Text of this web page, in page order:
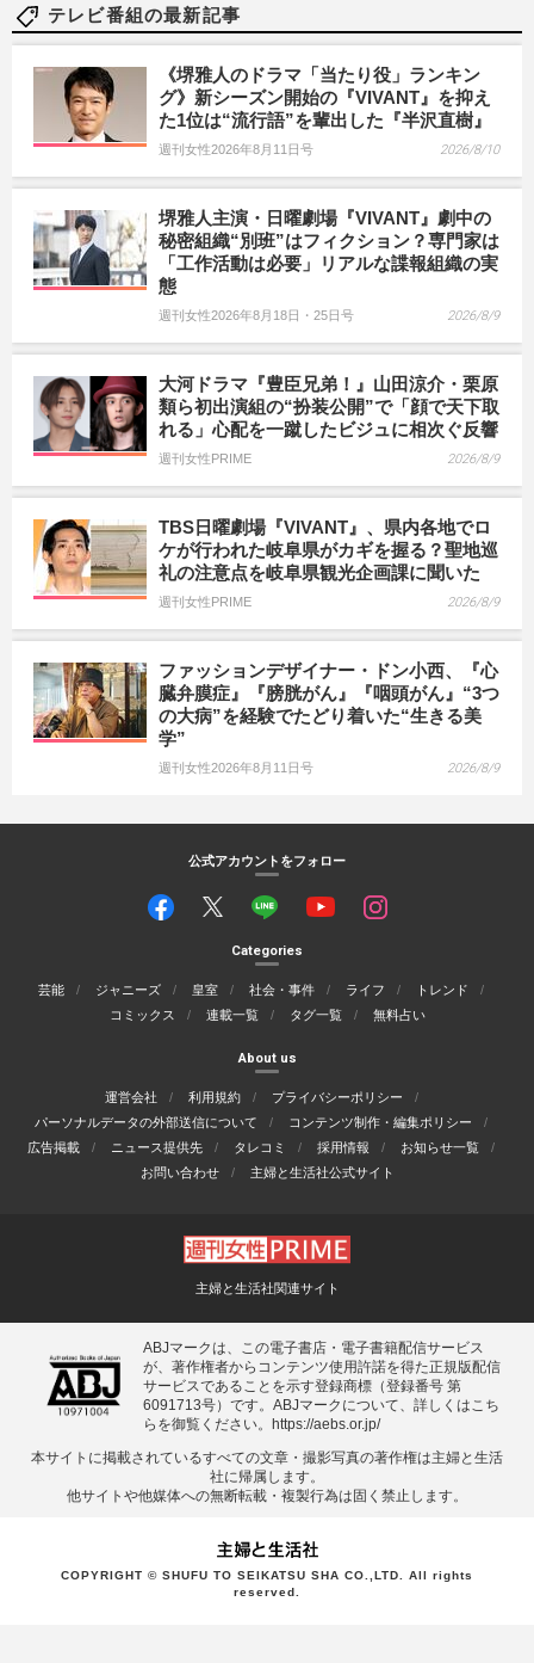
テレビ番組の最新記事
《堺雅人のドラマ「当たり役」ランキン
グ》新シーズン開始の『VIVANT』を抑え
た1位は“流行語”を輩出した『半沢直樹』
週刊女性2026年8月11日号 2026/8/10
堺雅人主演・日曜劇場『VIVANT』劇中の
秘密組織“別班”はフィクション？専門家は
「工作活動は必要」リアルな諜報組織の実
態
週刊女性2026年8月18日・25日号 2026/8/9
大河ドラマ『豊臣兄弟！』山田涼介・栗原
類ら初出演組の“扮装公開”で「顔で天下取
れる」心配を一蹴したビジュに相次ぐ反響
週刊女性PRIME 2026/8/9
TBS日曜劇場『VIVANT』、県内各地でロ
ケが行われた岐阜県がカギを握る？聖地巡
礼の注意点を岐阜県観光企画課に聞いた
週刊女性PRIME 2026/8/9
ファッションデザイナー・ドン小西、『心
臓弁膜症』『膀胱がん』『咽頭がん』“3つ
の大病”を経験でたどり着いた“生きる美
学”
週刊女性2026年8月11日号 2026/8/9
公式アカウントをフォロー
Categories
芸能 ジャニーズ 皇室 社会・事件 ライフ
トレンド
コミックス
連載一覧 タグ一覧 無料占い
About us
運営会社 利用規約
プライバシーポリシー
パーソナルデータの外部送信について
コンテンツ制作・編集ポリシー
広告掲載
ニュース提供先 タレコミ 採用情報
お知らせ一覧
お問い合わせ
主婦と生活社公式サイト
主婦と生活社関連サイト
ABJマークは、この電子書店・電子書籍配信サービス
が、著作権者からコンテンツ使用許諾を得た正規版配信
サービスであることを示す登録商標（登録番号 第
6091713号）です。ABJマークについて、詳しくはこち
らを御覧ください。 https://aebs.or.jp/
本サイトに掲載されているすべての⽂章・撮影写真の著作権は主婦と⽣活
社に帰属します。
他サイトや他媒体への無断転載・複製⾏為は固く禁⽌します。
COPYRIGHT © SHUFU TO SEIKATSU SHA CO.,LTD. All rights
reserved.